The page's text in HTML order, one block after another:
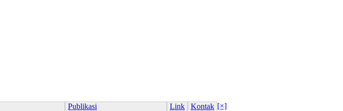
Publikasi
Link Kontak [×]